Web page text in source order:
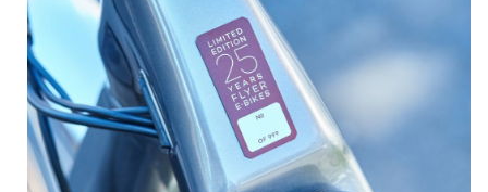
Schaltung: Shimano XT 12-Gang
Magura MT5e
Gabel:
Suntour MobiE 25 Air
Preis: 5.399 Euro